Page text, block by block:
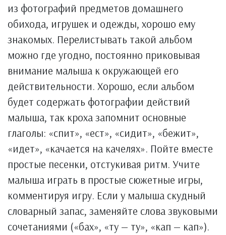
из фотографий предметов домашнего
обихода, игрушек и одежды, хорошо ему
знакомых. Перелистывать такой альбом
можно где угодно, постоянно приковывая
внимание малыша к окружающей его
действительности. Хорошо, если альбом
будет содержать фотографии действий
малыша, так кроха запомнит основные
глаголы: «спит», «ест», «сидит», «бежит»,
«идет», «качается на качелях». Пойте вместе
простые песенки, отстукивая ритм. Учите
малыша играть в простые сюжетные игры,
комментируя игру. Если у малыша скудный
словарный запас, заменяйте слова звуковыми
сочетаниями («бах», «ту — ту», «кап — кап»).